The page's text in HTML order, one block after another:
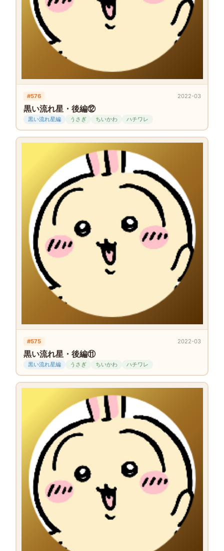
#576 2022-03
黒い流れ星・後編⑫
黒い流れ星編 うさぎ ちいかわ ハチワレ
#575 2022-03
黒い流れ星・後編⑪
黒い流れ星編 うさぎ ちいかわ ハチワレ